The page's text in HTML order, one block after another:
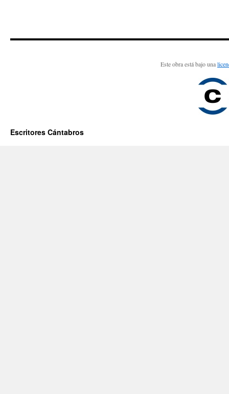
Este obra está bajo una
Escritores Cántabros